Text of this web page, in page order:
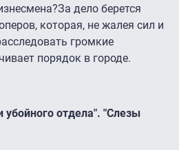
дело берется
которая, не жалея сил и
громкие
порядок в городе.
отдела". "Слезы